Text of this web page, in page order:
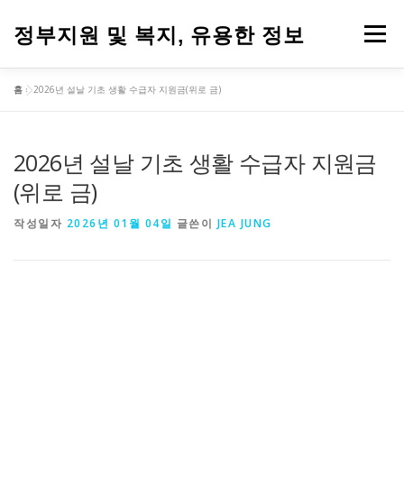
정부지원 및 복지, 유용한 정보 메뉴
홈 »2026년 설날 기초 생활 수급자 지원금(위로 금)
2026년 설날 기초 생활 수급자 지원금
(위로 금)
작성일자 2026년 01월 04일 글쓴이 JEA JUNG